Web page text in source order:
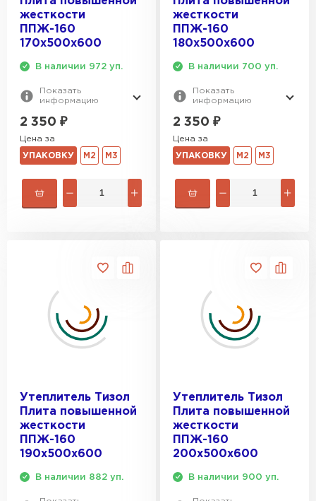
жесткости
ППЖ-160
170х500х600
В наличии 972 уп.
Показать
информацию
2 350 ₽
Цена за
УПАКОВКУ М2 М3
жесткости
ППЖ-160
180х500х600
В наличии 700 уп.
Показать
информацию
2 350 ₽
Цена за
УПАКОВКУ М2 М3
Утеплитель Тизол
Плита повышенной
жесткости
ППЖ-160
190х500х600
В наличии 882 уп.
Утеплитель Тизол
Плита повышенной
жесткости
ППЖ-160
200х500х600
В наличии 900 уп.